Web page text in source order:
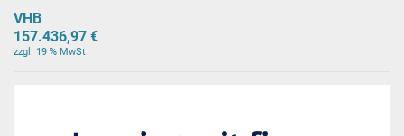
VHB
157.436,97 €
zzgl. 19 % MwSt.